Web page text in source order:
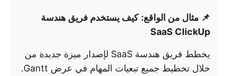
📌 مثال من الواقع: كيف يستخدم فريق هندسة
SaaS ClickUp
يخطط فريق هندسة SaaS لإصدار ميزة جديدة من
خلال تخطيط جميع تبعيات المهام في عرض Gantt.